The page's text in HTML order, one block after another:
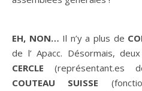
EH, NON… Il n’y a plus de
de l’ Apacc. Désormais,
CERCLE(représentant.es
COUTEAU SUISSE